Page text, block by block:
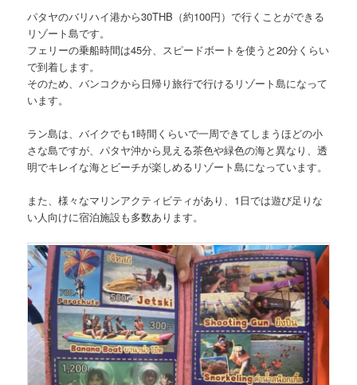
パタヤのバリハイ港から30THB（約100円）で行くことができる
リゾート島です。
フェリーの乗船時間は45分、 スピードボートを使うと20分くらい
で到着します。
そのため、バンコクから日帰り旅行で行けるリゾート島になって
います。
ラン島は、バイクでも1時間くらいで一周できてしまうほどの小
さな島ですが、パタヤ沖から見える茶色や緑色の海と異なり、透
明でキレイな海とビーチが楽しめるリゾート島になっています。
また、様々なマリンアクティビティがあり、1日では遊び足りな
い人向けに宿泊施設も多数あります。